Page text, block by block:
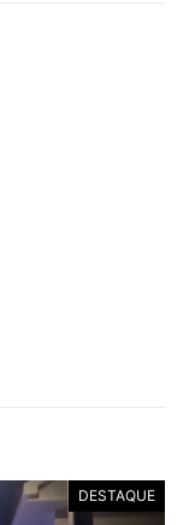
DESTAQUE